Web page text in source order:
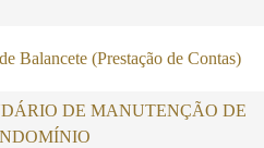
Balancete (Prestação de Contas)
DE MANUTENÇÃO DE